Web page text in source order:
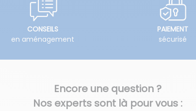
Encore une question ?
Nos experts sont là pour vous :
CONSEILS
en aménagement
PAIEMENT
sécurisé